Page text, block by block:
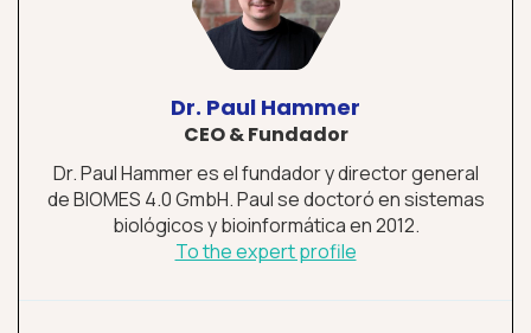
Dr. Paul Hammer
CEO & Fundador
Dr. Paul Hammer es el fundador y director general
de BIOMES 4.0 GmbH. Paul se doctoró en sistemas
biológicos y bioinformática en 2012.
To the expert profile